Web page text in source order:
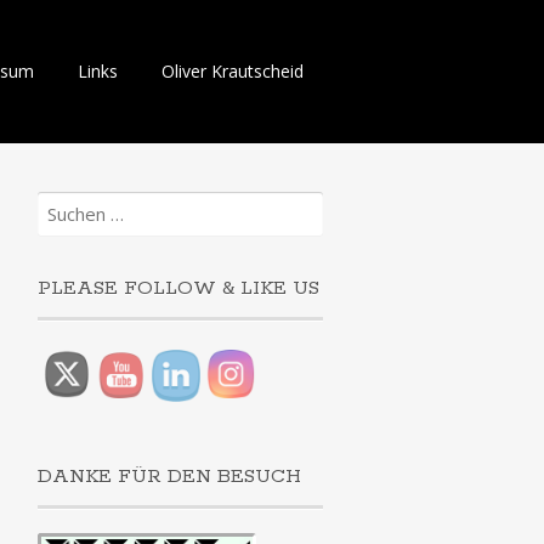
Links Oliver Krautscheid
Suchen
nach:
PLEASE FOLLOW & LIKE US
DANKE FÜR DEN BESUCH